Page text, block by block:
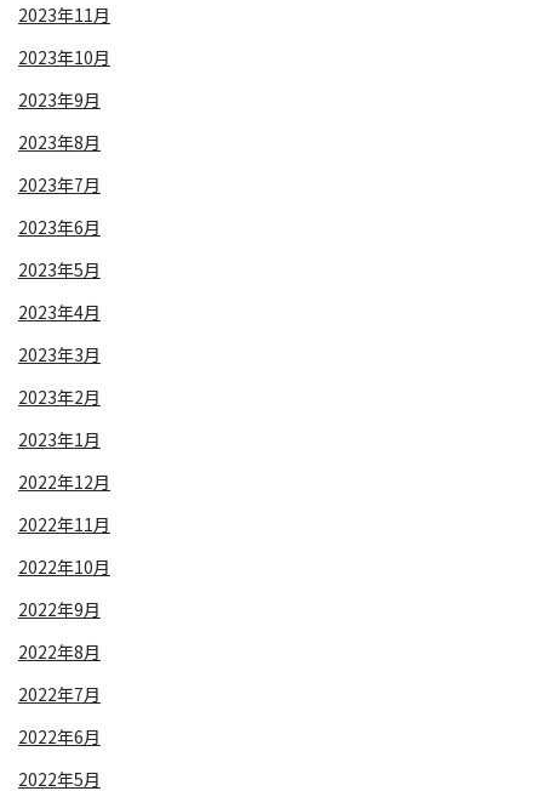
2023年11月
2023年10月
2023年9月
2023年8月
2023年7月
2023年6月
2023年5月
2023年4月
2023年3月
2023年2月
2023年1月
2022年12月
2022年11月
2022年10月
2022年9月
2022年8月
2022年7月
2022年6月
2022年5月